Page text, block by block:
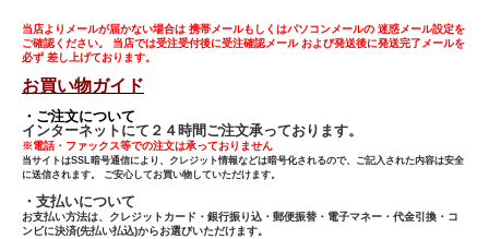
当店よりメールが届かない場合は 携帯メールもしくはパソコンメールの 迷惑メール設定を
ご確認ください。 当店では受注受付後に受注確認メール および発送後に発送完了メールを
必ず 差し上げております。
お買い物ガイド
・ご注文について
インターネットにて２４時間ご注文承っております。
※電話・ファックス等での注文は承っておりません
当サイトはSSL暗号通信により、クレジット情報などは暗号化されるので、ご記入された内容は安全
に送信されます。 ご安心してお買い物していただけます。
・支払いについて
お支払い方法は、クレジットカード・銀行振り込・郵便振替・電子マネー・代金引換・コ
ンビに決済(先払い払込)からお選びいただけます。